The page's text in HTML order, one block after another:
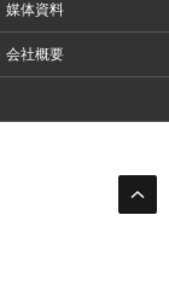
媒体資料
会社概要